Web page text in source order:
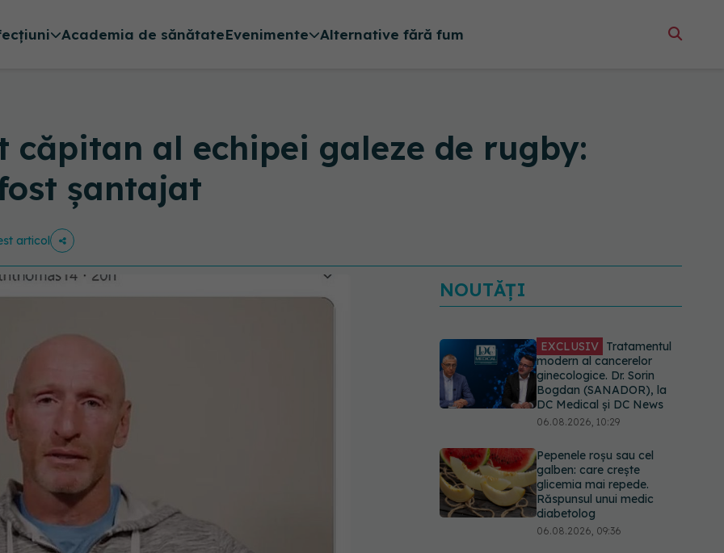
Academia de sănătateEvenimente Alternative fără fum
căpitan al echipei galeze de rugby:
șantajat
articol
NOUTĂȚI
EXCLUSIV Tratamentul
modern al cancerelor
ginecologice. Dr. Sorin
Bogdan (SANADOR), la
DC Medical și DC News
06.08.2026, 10:29
Pepenele roșu sau cel
galben: care crește
glicemia mai repede.
Răspunsul unui medic
diabetolog
06.08.2026, 09:36